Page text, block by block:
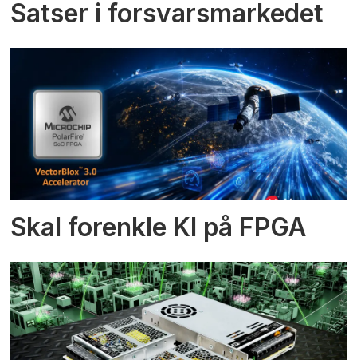
Satser i forsvarsmarkedet
Skal forenkle KI på FPGA